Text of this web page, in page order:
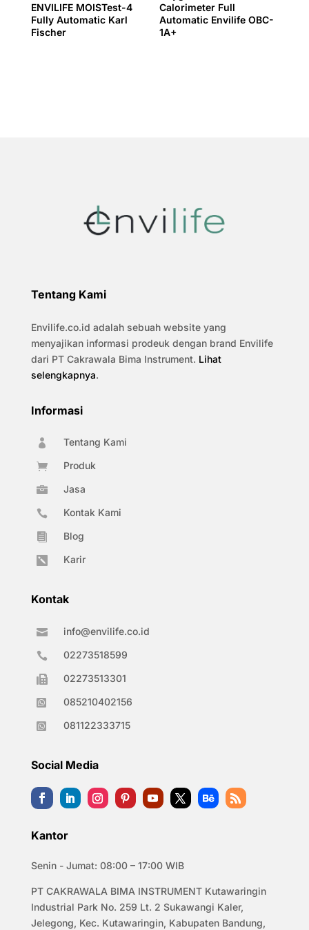
ENVILIFE MOISTest-4
Fully Automatic Karl
Fischer
Calorimeter Full
Automatic Envilife OBC-
1A+
Tentang Kami
Envilife.co.id adalah sebuah website yang
menyajikan informasi prodeuk dengan brand Envilife
dari PT Cakrawala Bima Instrument. Lihat
selengkapnya.
Informasi
 Tentang Kami
 Produk
 Jasa
 Kontak Kami
 Blog
 Karir
Kontak
 info@envilife.co.id
 02273518599
 02273513301
 085210402156
 081122333715
Social Media
Kantor
Senin - Jumat: 08:00 – 17:00 WIB
PT CAKRAWALA BIMA INSTRUMENT Kutawaringin
Industrial Park No. 259 Lt. 2 Sukawangi Kaler,
Jelegong, Kec. Kutawaringin, Kabupaten Bandung,